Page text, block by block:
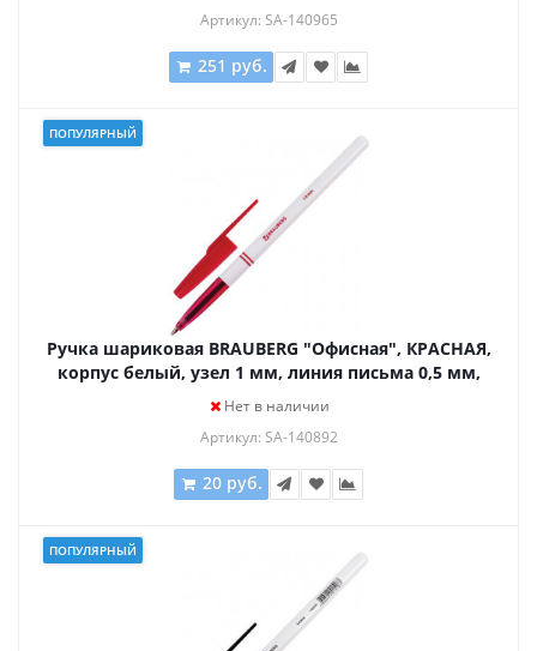
Артикул: SA-140965
251 руб.
ПОПУЛЯРНЫЙ
Ручка шариковая BRAUBERG "Офисная", КРАСНАЯ,
корпус белый, узел 1 мм, линия письма 0,5 мм,
Нет в наличии
Артикул: SA-140892
20 руб.
ПОПУЛЯРНЫЙ